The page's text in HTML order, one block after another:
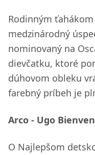
Rodinným
medzinárodný
nominovaný na
dievčatku, ktoré
dúhovom obleku
farebný príbeh je
Arco - Ugo
O Najlepšom